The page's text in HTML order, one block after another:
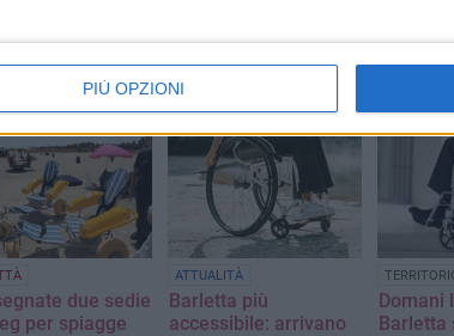
PIÙ OPZIONI
due sedie
per spiagge
ATTUALITÀ
Barletta più
accessibile: arrivano
Domani
Barletta